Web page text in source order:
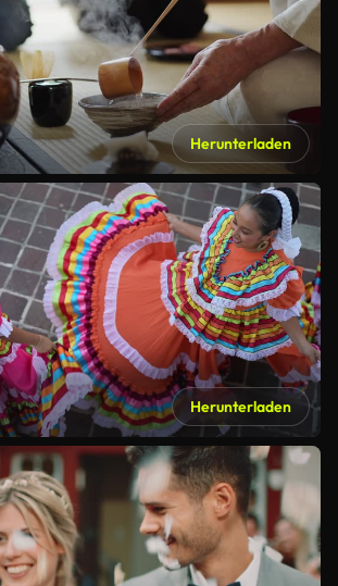
Herunterladen
Herunterladen